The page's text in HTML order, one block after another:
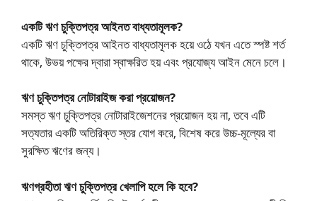
একটি ঋণ চুক্তিপত্র আইনত বাধ্যতামূলক?
একটি ঋণ চুক্তিপত্র আইনত বাধ্যতামূলক হয়ে ওঠে যখন এতে স্পষ্ট শর্ত
থাকে, উভয় পক্ষের দ্বারা স্বাক্ষরিত হয় এবং প্রযোজ্য আইন মেনে চলে।
ঋণ চুক্তিপত্র নোটারাইজ করা প্রয়োজন?
সমস্ত ঋণ চুক্তিপত্র নোটারাইজেশনের প্রয়োজন হয় না, তবে এটি
সত্যতার একটি অতিরিক্ত স্তর যোগ করে, বিশেষ করে উচ্চ-মূল্যের বা
সুরক্ষিত ঋণের জন্য।
ঋণগ্রহীতা ঋণ চুক্তিপত্র খেলাপি হলে কি হবে?